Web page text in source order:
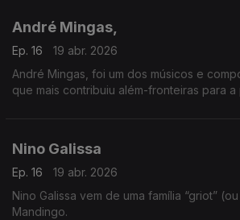
André Mingas,
Ep. 16
19 abr. 2026
André Mingas, foi um dos músicos e
que mais contribuiu além-fronteiras para
Nino Galissa
Ep. 16
19 abr. 2026
Nino Galissa vem de uma família “griot”
Mandingo.